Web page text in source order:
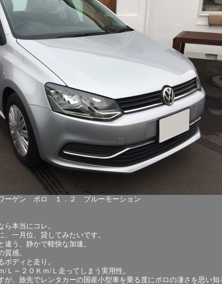
ーゲン ポロ １．２ ブルーモーション
ら本当にコレ。
、一月位、貸してみたいです。
違う、静かで軽快な加速。
質感。
ボディと走り。
/Ｌ～２０Ｋｍ/Ｌ走ってしまう実用性。
が、旅先でレンタカーの国産小型車を乗る度にポロの凄さを思い知